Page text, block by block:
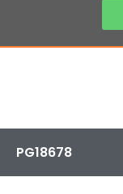
PG18678